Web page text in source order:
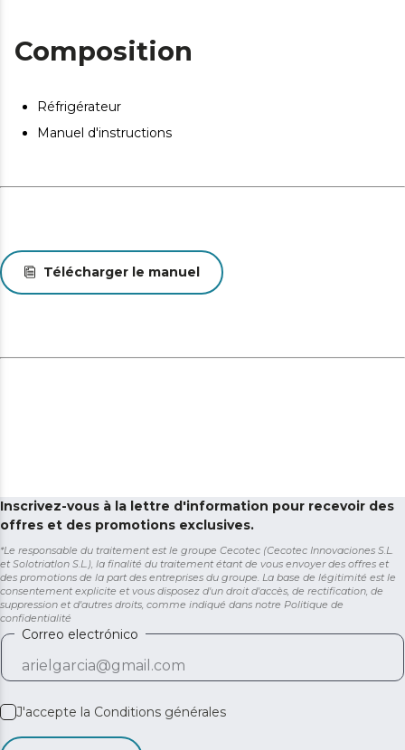
Composition
Réfrigérateur
Manuel d'instructions
Télécharger le manuel
Inscrivez-vous à la lettre d'information pour recevoir des
offres et des promotions exclusives.
*Le responsable du traitement est le groupe Cecotec (Cecotec Innovaciones S.L.
et Solotriatlon S.L.), la finalité du traitement étant de vous envoyer des offres et
des promotions de la part des entreprises du groupe. La base de légitimité est le
consentement explicite et vous disposez d'un droit d'accès, de rectification, de
suppression et d'autres droits, comme indiqué dans notre Politique de
confidentialité
Correo electrónico
J'accepte la Conditions générales